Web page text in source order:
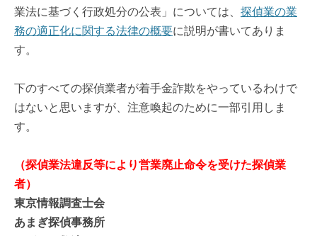
業法に基づく行政処分の公表」については、 探偵業の業
務の適正化に関する法律の概要に説明が書いてありま
す。
下のすべての探偵業者が着手金詐欺をやっているわけで
はないと思いますが、注意喚起のために一部引用しま
す。
（探偵業法違反等により営業廃止命令を受けた探偵業
者）
東京情報調査士会
あまぎ探偵事務所